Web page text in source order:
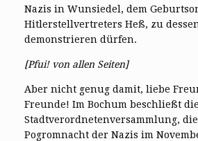
Nazis in Wunsiedel, dem
Hitlerstellvertreters Heß, zu
demonstrieren dürfen.
[Pfui! von allen Seiten]
Aber nicht genug damit, liebe
Freunde! Im Bochum beschließt die
Stadtverordnetenversammlung,
Pogromnacht der Nazis im